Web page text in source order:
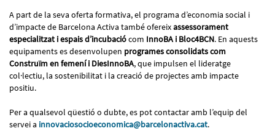
A part de la seva oferta formativa, el programa d’economia social i
d’impacte de Barcelona Activa també ofereixassessorament
especialitzat i espais d’incubaciócom InnoBA i Bloc4BCN. En aquests
equipaments es desenvolupen programes consolidats com
Construïm en femení i DiesInnoBA, que impulsen el lideratge
col·lectiu, la sostenibilitat i la creació de projectes amb impacte
positiu.
Per a qualsevol qüestió o dubte, es pot contactar amb l’equip del
servei a innovaciosocioeconomica@barcelonactiva.cat.